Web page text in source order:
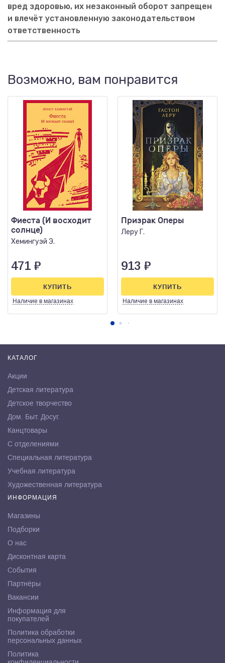
вред здоровью, их незаконный оборот запрещен
и влечёт установленную законодательством
ответственность
Возможно, вам понравится
Фиеста (И восходит
солнце)
Хемингуэй Э.
471 ₽
Наличие в магазинах
КУПИТЬ
Призрак Оперы
Леру Г.
913 ₽
Наличие в магазинах
КУПИТЬ
КАТАЛОГ
Акции
Детская литература
Детское творчество
Дом. Быт. Досуг.
Канцтовары
С отделениями
Специальная литература
Учебная литература
Художественная литература
ИНФОРМАЦИЯ
Магазины
Подборки
О нас
Дисконтная карта
События
Партнёры
Вакансии
Информация для
покупателей
Политика обработки
персональных данных
Политика